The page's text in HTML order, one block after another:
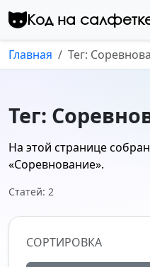
Перейти к контенту
Код на
Главная Тег:
Тег:
На этой странице
«Соревнование».
Статей: 2
СОРТИРОВКА